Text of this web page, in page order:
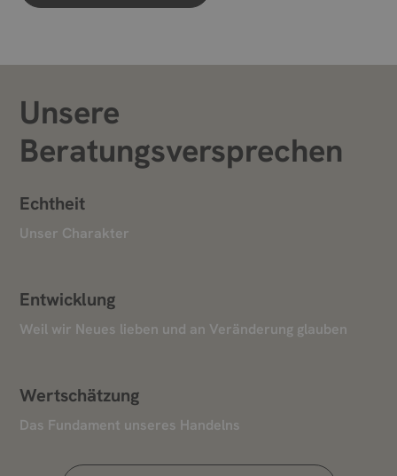
Unsere
Beratungsversprechen
Echtheit
Unser Charakter
Entwicklung
Weil wir Neues lieben und an Veränderung glauben
Wertschätzung
Das Fundament unseres Handelns